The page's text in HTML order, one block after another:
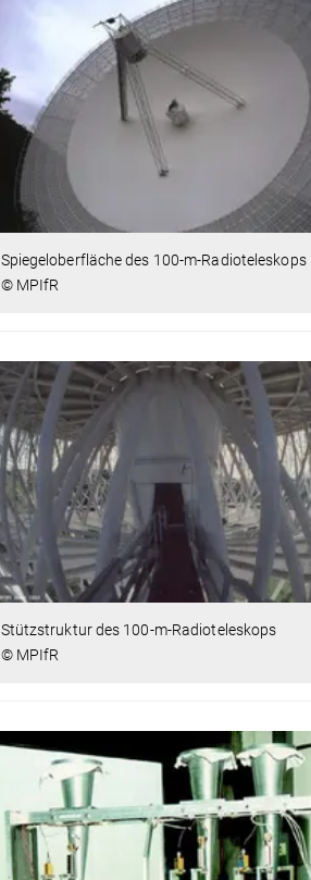
Spiegeloberfläche des 100-m-Radioteleskops
© MPIfR
Stützstruktur des 100-m-Radioteleskops
© MPIfR